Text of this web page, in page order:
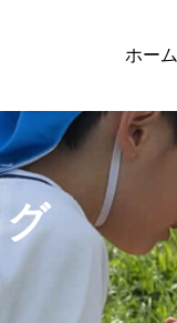
ホーム
の方へのお知らせ